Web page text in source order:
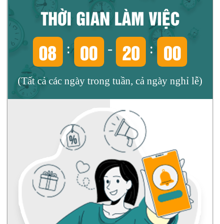
THỜI GIAN LÀM VIỆC
08 : 00 - 20 : 00
(Tất cả các ngày trong tuần, cả ngày nghỉ lễ)